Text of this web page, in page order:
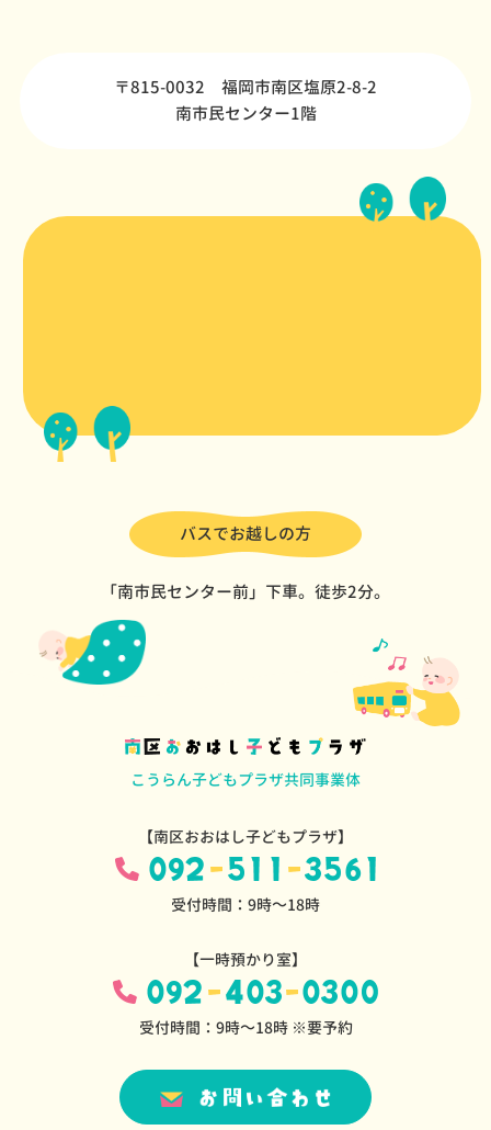
〒815-0032 福岡市南区塩原2-8-2
南市民センター1階
バスでお越しの方
「南市民センター前」下車。徒歩2分。
こうらん子どもプラザ共同事業体
【南区おおはし子どもプラザ】
受付時間：9時～18時
【一時預かり室】
受付時間：9時～18時 ※要予約